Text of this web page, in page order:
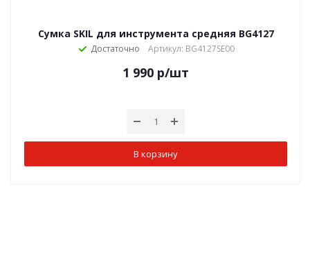
Сумка SKIL для инструмента средняя BG4127
Достаточно Артикул: BG4127SE00
1 990 р/шт
В корзину